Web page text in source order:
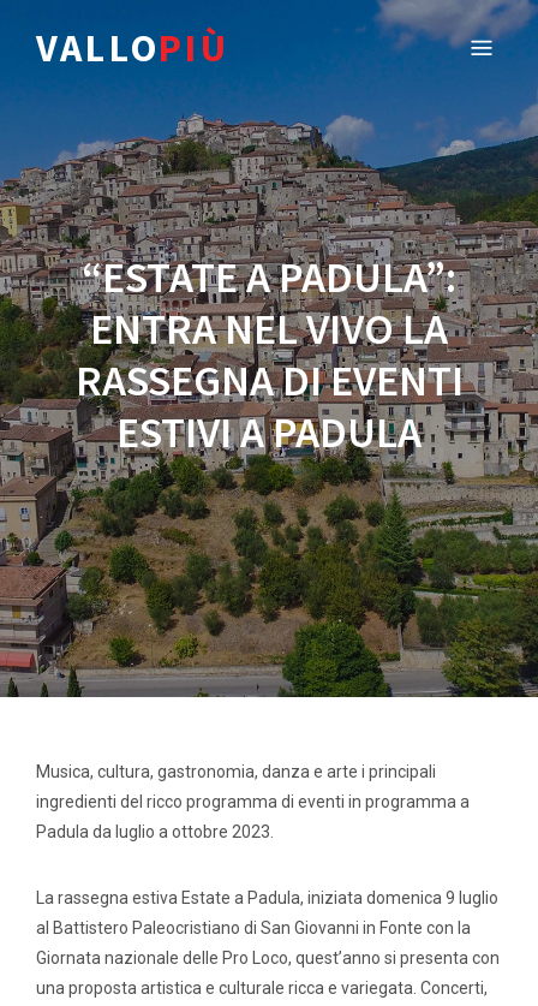
VALLOPIÙ
“ESTATE A PADULA”:
ENTRA NEL VIVO LA
RASSEGNA DI EVENTI
ESTIVI A PADULA
Musica, cultura, gastronomia, danza e arte i principali
ingredienti del ricco programma di eventi in programma a
Padula da luglio a ottobre 2023.
La rassegna estiva Estate a Padula, iniziata domenica 9 luglio
al Battistero Paleocristiano di San Giovanni in Fonte con la
Giornata nazionale delle Pro Loco, quest’anno si presenta con
una proposta artistica e culturale ricca e variegata. Concerti,